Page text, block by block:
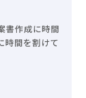
書作成に時間
時間を割けて